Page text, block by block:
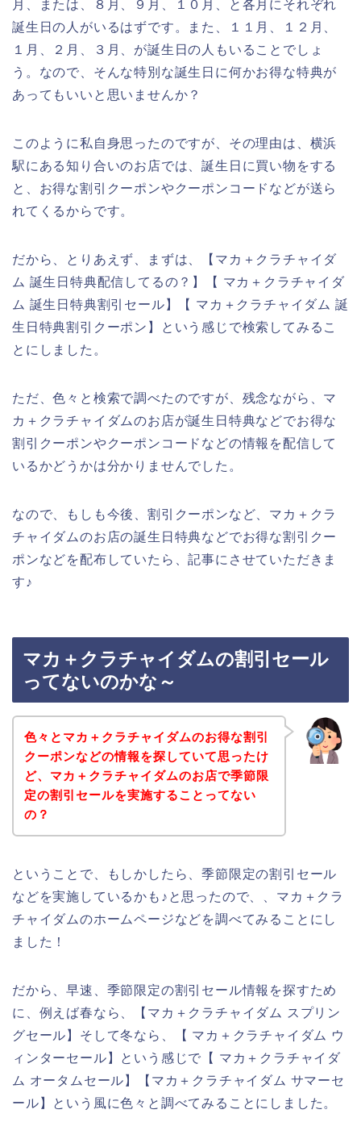
月、または、８月、９月、１０月、と各月にそれぞれ
誕生日の人がいるはずです。また、１１月、１２月、
１月、２月、３月、が誕生日の人もいることでしょ
う。なので、そんな特別な誕生日に何かお得な特典が
あってもいいと思いませんか？
このように私自身思ったのですが、その理由は、横浜
駅にある知り合いのお店では、誕生日に買い物をする
と、お得な割引クーポンやクーポンコードなどが送ら
れてくるからです。
だから、とりあえず、まずは、【マカ＋クラチャイダ
ム 誕生日特典配信してるの？】【 マカ＋クラチャイダ
ム 誕生日特典割引セール】【 マカ＋クラチャイダム 誕
生日特典割引クーポン】という感じで検索してみるこ
とにしました。
ただ、色々と検索で調べたのですが、残念ながら、マ
カ＋クラチャイダムのお店が誕生日特典などでお得な
割引クーポンやクーポンコードなどの情報を配信して
いるかどうかは分かりませんでした。
なので、もしも今後、割引クーポンなど、マカ＋クラ
チャイダムのお店の誕生日特典などでお得な割引クー
ポンなどを配布していたら、記事にさせていただきま
す♪
マカ＋クラチャイダムの割引セール
ってないのかな～
色々とマカ＋クラチャイダムのお得な割引
クーポンなどの情報を探していて思ったけ
ど、マカ＋クラチャイダムのお店で季節限
定の割引セールを実施することってない
の？
ということで、もしかしたら、季節限定の割引セール
などを実施しているかも♪と思ったので、、マカ＋クラ
チャイダムのホームページなどを調べてみることにし
ました！
だから、早速、季節限定の割引セール情報を探すため
に、例えば春なら、【マカ＋クラチャイダム スプリン
グセール】そして冬なら、【 マカ＋クラチャイダム ウ
ィンターセール】という感じで【 マカ＋クラチャイダ
ム オータムセール】【マカ＋クラチャイダム サマーセ
ール】という風に色々と調べてみることにしました。